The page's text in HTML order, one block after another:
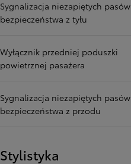
Sygnalizacja niezapiętych pasów
bezpieczeństwa z tyłu
Wyłącznik przedniej poduszki
powietrznej pasażera
Sygnalizacja niezapiętych pasów
bezpieczeństwa z przodu
Stylistyka